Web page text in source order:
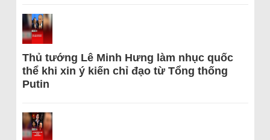
Thủ tướng Lê Minh Hưng làm nhục quốc
thể khi xin ý kiến chỉ đạo từ Tổng thống
Putin